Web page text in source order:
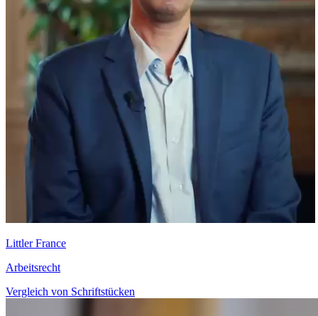
Littler France
Arbeitsrecht
Vergleich von Schriftstücken